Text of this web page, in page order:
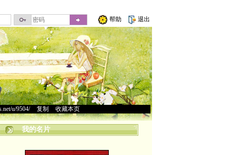
帮助 退出
u/9504/> 复制 收藏本页
我的名片